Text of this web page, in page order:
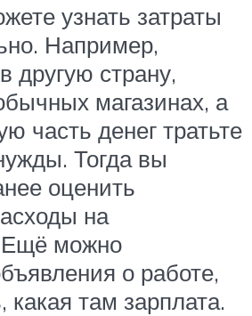
узнать затраты
Например,
другую страну,
магазинах, а
часть денег тратьте
Тогда вы
оценить
на
Ещё можно
о работе,
какая там зарплата.